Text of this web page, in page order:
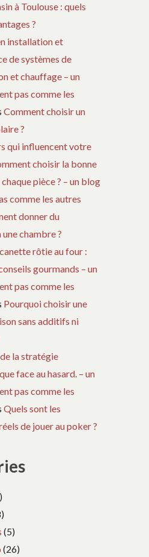
à Toulouse : quels
?
installation et
de systèmes de
et chauffage – un
pas comme les
Comment choisir un
?
qui influencent votre
choisir la bonne
pièce ? – un blog
comme les autres
donner du
chambre ?
rôtie au four :
gourmands – un
pas comme les
Pourquoi choisir une
sans additifs ni
la stratégie
face au hasard. – un
pas comme les
Quels sont les
de jouer au poker ?
(5)
(26)